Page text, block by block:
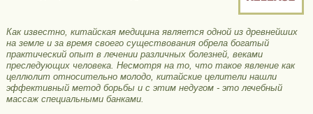
Как известно, китайская медицина является одной из древнейших
на земле и за время своего существования обрела богатый
практический опыт в лечении различных болезней, веками
преследующих человека. Несмотря на то, что такое явление как
целлюлит относительно молодо, китайские целители нашли
эффективный метод борьбы и с этим недугом - это лечебный
массаж специальными банками.